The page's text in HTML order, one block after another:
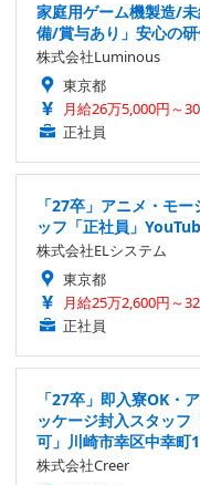
家庭用ゲーム機製造/
備/賞与あり」安心の
株式会社Luminous
東京都
月給26万5,000円～
正社員
「27卒」アニメ・モ
ッフ「正社員」
株式会社ELシステム
東京都
月給25万2,600円～
正社員
「27卒」即入寮OK・
ッケージ封入スタッ
可」川崎市幸区中幸町
株式会社Creer